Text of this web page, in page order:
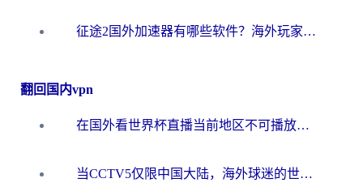
征途2国外加速器有哪些软件？海外玩家亲测实用指南（附非洲梦幻西游加速技巧）
翻回国内vpn
在国外看世界杯直播当前地区不可播放？海外党必看的回国加速全攻略
当CCTV5仅限中国大陆，海外球迷的世界杯狂欢如何继续？